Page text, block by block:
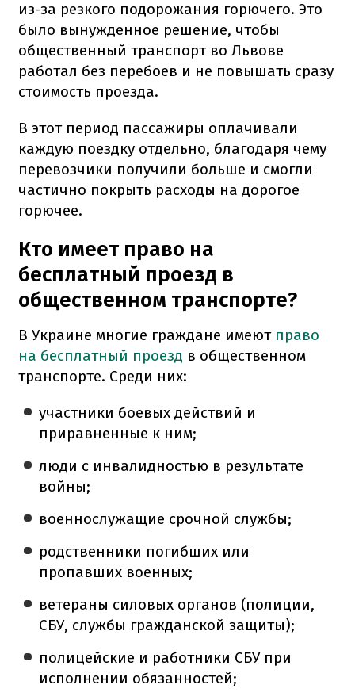
из-за резкого подорожания горючего. Это
было вынужденное решение, чтобы
общественный транспорт во Львове
работал без перебоев и не повышать сразу
стоимость проезда.
В этот период пассажиры оплачивали
каждую поездку отдельно, благодаря чему
перевозчики получили больше и смогли
частично покрыть расходы на дорогое
горючее.
Кто имеет право на
бесплатный проезд в
общественном транспорте?
В Украине многие граждане имеют право
на бесплатный проезд в общественном
транспорте. Среди них:
участники боевых действий и
приравненные к ним;
люди с инвалидностью в результате
войны;
военнослужащие срочной службы;
родственники погибших или
пропавших военных;
ветераны силовых органов (полиции,
СБУ, службы гражданской защиты);
полицейские и работники СБУ при
исполнении обязанностей;